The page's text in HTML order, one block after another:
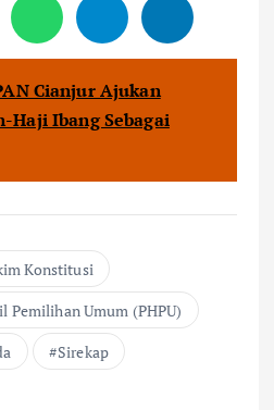
Cianjur Ajukan
Haji Ibang Sebagai
Konstitusi
Pemilihan Umum (PHPU)
Sirekap